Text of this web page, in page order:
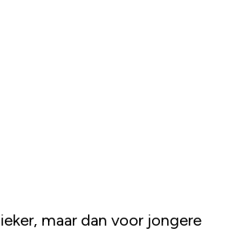
maar dan voor jongere